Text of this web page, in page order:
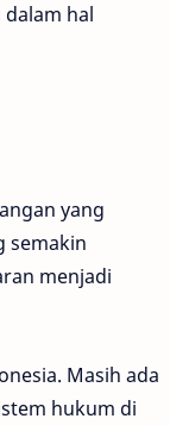
hal
yang
semakin
menjadi
Masih ada
hukum di